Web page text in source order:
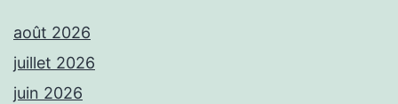
août 2026
juillet 2026
juin 2026